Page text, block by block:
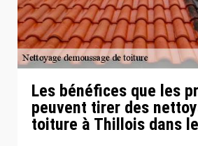
Les bénéfices que les
peuvent tirer des
toiture à Thillois dans